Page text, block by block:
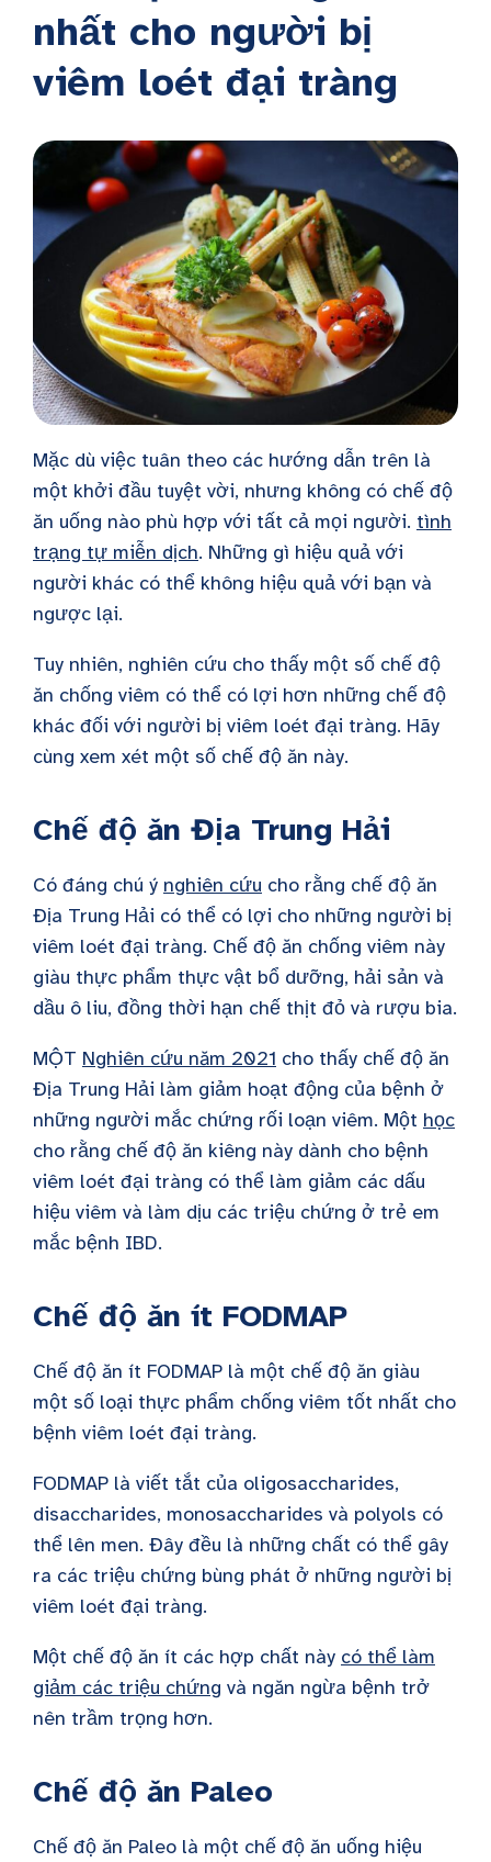
nhất cho người bị
viêm loét đại tràng
Mặc dù việc tuân theo các hướng dẫn trên là
một khởi đầu tuyệt vời, nhưng không có chế độ
ăn uống nào phù hợp với tất cả mọi người. tình
trạng tự miễn dịch. Những gì hiệu quả với
người khác có thể không hiệu quả với bạn và
ngược lại.
Tuy nhiên, nghiên cứu cho thấy một số chế độ
ăn chống viêm có thể có lợi hơn những chế độ
khác đối với người bị viêm loét đại tràng. Hãy
cùng xem xét một số chế độ ăn này.
Chế độ ăn Địa Trung Hải
Có đáng chú ý nghiên cứu cho rằng chế độ ăn
Địa Trung Hải có thể có lợi cho những người bị
viêm loét đại tràng. Chế độ ăn chống viêm này
giàu thực phẩm thực vật bổ dưỡng, hải sản và
dầu ô liu, đồng thời hạn chế thịt đỏ và rượu bia.
MỘT Nghiên cứu năm 2021 cho thấy chế độ ăn
Địa Trung Hải làm giảm hoạt động của bệnh ở
những người mắc chứng rối loạn viêm. Một học
cho rằng chế độ ăn kiêng này dành cho bệnh
viêm loét đại tràng có thể làm giảm các dấu
hiệu viêm và làm dịu các triệu chứng ở trẻ em
mắc bệnh IBD.
Chế độ ăn ít FODMAP
Chế độ ăn ít FODMAP là một chế độ ăn giàu
một số loại thực phẩm chống viêm tốt nhất cho
bệnh viêm loét đại tràng.
FODMAP là viết tắt của oligosaccharides,
disaccharides, monosaccharides và polyols có
thể lên men. Đây đều là những chất có thể gây
ra các triệu chứng bùng phát ở những người bị
viêm loét đại tràng.
Một chế độ ăn ít các hợp chất này có thể làm
giảm các triệu chứng và ngăn ngừa bệnh trở
nên trầm trọng hơn.
Chế độ ăn Paleo
Chế độ ăn Paleo là một chế độ ăn uống hiệu